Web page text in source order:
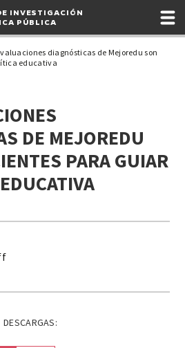
INVESTIGACIÓN
PÚBLICA
diagnósticas de Mejoredu son
educativa
DE MEJOREDU
PARA GUIAR
DESCARGAS: